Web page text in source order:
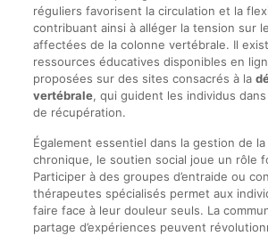
réguliers favorisent la circulation et la
contribuant ainsi à alléger la tension sur
affectées de la colonne vertébrale. Il
ressources éducatives disponibles en
proposées sur des sites consacrés à la
vertébrale, qui guident les individus
de récupération.
Également essentiel dans la gestion de
chronique, le soutien social joue un rôle
Participer à des groupes d’entraide ou
thérapeutes spécialisés permet aux
faire face à leur douleur seuls. La
partage d’expériences peuvent